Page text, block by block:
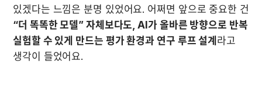
“더 똑똑한 모델” 자체보다도, AI가 올바른 방향으로 반복
실험할 수 있게 만드는 평가 환경과 연구 루프 설계 라고
생각이 들었어요.